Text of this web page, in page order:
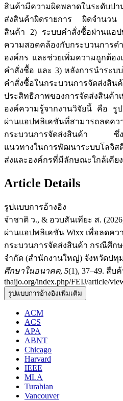
สินค้ามีความผิดพลาดในระดับปา
ส่งสินค้าผิดรายการ ผิดจำนวน
สินค้า 2) ระบบคำสั่งซื้อผ่านแอ
ความสอดคล้องกับกระบวนการด
องค์กร และช่วยเพิ่มความถูกต้อ
คำสั่งซื้อ และ 3) หลังการนำระบ
คำสั่งซื้อในกระบวนการจัดส่งสิ
ประสิทธิภาพของการจัดส่งสินค้า
องค์ความรู้จากงานวิจัยนี้ คือ รู
ผ่านแอปพลิเคชันที่สามารถลดค
กระบวนการจัดส่งสินค้า ซึ่งส
แนวทางในการพัฒนาระบบโลจิส
ส่งและองค์กรที่มีลักษณะใกล้เคีย
Article Details
รูปแบบการอ้างอิง
จำชาติ ว., & อวบสันเทียะ ส.
ผ่านแอปพลิเคชัน Wixx เพื่อลดค
กระบวนการจัดส่งสินค้า กรณีศึกษ
จำกัด (สำนักงานใหญ่) จังหวัดปทุ
ศึกษาในอนาคต, 5(1), 37–49. สืบ
thaijo.org/index.php/FEIJ/article/
รูปแบบการอ้างอิงเพิ่มเติม
ACM
ACS
APA
ABNT
Chicago
Harvard
IEEE
MLA
Turabian
Vancouver